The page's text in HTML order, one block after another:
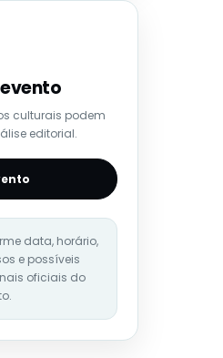
culturais podem
editorial.
data, horário,
e possíveis
oficiais do